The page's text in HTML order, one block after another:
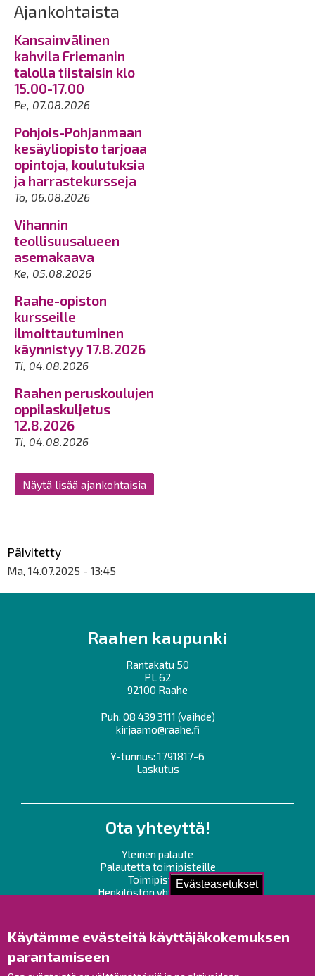
Evästeasetukset
Käytämme evästeitä käyttäjäkokemuksen
parantamiseen
Ajankohtaista
Kansainvälinen
kahvila Friemanin
talolla tiistaisin klo
15.00-17.00
Pe, 07.08.2026
Pohjois-Pohjanmaan
kesäyliopisto tarjoaa
opintoja, koulutuksia
ja harrastekursseja
To, 06.08.2026
Vihannin
teollisuusalueen
asemakaava
Ke, 05.08.2026
Raahe-opiston
kursseille
ilmoittautuminen
käynnistyy 17.8.2026
Ti, 04.08.2026
Raahen peruskoulujen
oppilaskuljetus
12.8.2026
Ti, 04.08.2026
Näytä lisää ajankohtaisia
Päivitetty
Ma, 14.07.2025 - 13:45
Raahen kaupunki
Rantakatu 50
PL 62
92100 Raahe
Puh. 08 439 3111 (vaihde)
kirjaamo@raahe.fi
Y-tunnus: 1791817-6
Laskutus
Ota yhteyttä!
Yleinen palaute
Palautetta toimipisteille
Toimipisteet
Henkilöstön yhteystiedot
Raahe Facebookissa
Raahe Instagramissa